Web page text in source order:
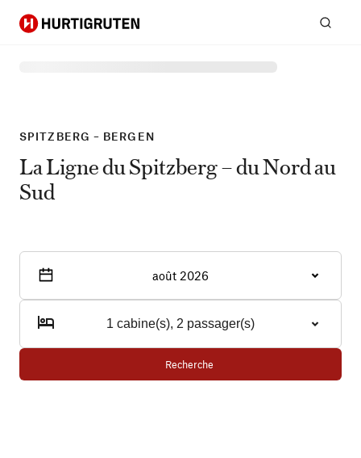
Hurtigruten
SPITZBERG – BERGEN
La Ligne du Spitzberg – du Nord au
Sud
août 2026
1 cabine(s), 2 passager(s)
Recherche